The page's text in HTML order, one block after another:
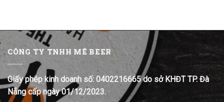
CÔNG TY TNHH MÊ BEER
Giấy phép kinh doanh số: 0402216665 do sở KHĐT TP. Đà
Nẵng cấp ngày 01/12/2023.